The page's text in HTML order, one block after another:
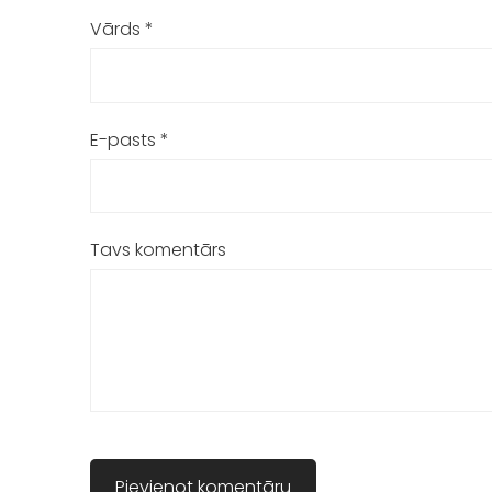
Vārds *
E-pasts *
Tavs komentārs